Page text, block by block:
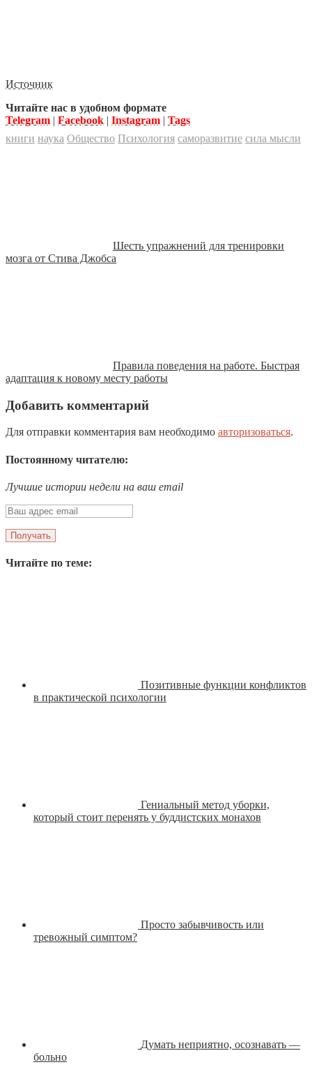
Источник
Читайте нас в удобном формате
Telegram | Facebook | Instagram | Tags
книги наука Общество Психология саморазвитие сила мысли
Шесть упражнений для тренировки
мозга от Стива Джобса
Правила поведения на работе. Быстрая
адаптация к новому месту работы
Добавить комментарий
Для отправки комментария вам необходимо авторизоваться.
Постоянному читателю:
Лучшие истории недели на ваш email
Читайте по теме:
Позитивные функции конфликтов
в практической психологии
Гениальный метод уборки,
который стоит перенять у буддистских монахов
Просто забывчивость или
тревожный симптом?
Думать неприятно, осознавать —
больно